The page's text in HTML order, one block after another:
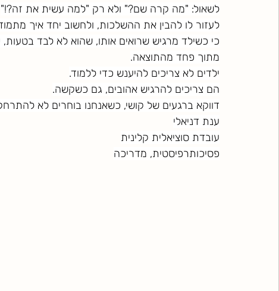
לשאול: "מה קרה שם?" ולא רק "למה עשית את זה?!"
לעזור לו להבין את ההשלכות, ולחשוב יחד איך
כי כשילד מרגיש שרואים אותו, שהוא לא לבד בטעות,
מתוך פחד מהתוצאה.
ילדים לא צריכים להיענש כדי ללמוד.
הם צריכים להרגיש אהובים, גם כשקשה.
דווקא ברגעים של קושי, כשאנחנו בוחרים לא
ענת דניאלי
עובדת סוציאלית קלינית
פסיכותרפיסטית, מדריכה